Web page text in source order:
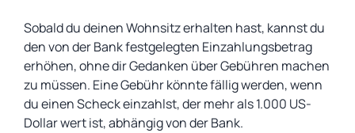
Sobald du deinen Wohnsitz erhalten hast, kannst du
den von der Bank festgelegten Einzahlungsbetrag
erhöhen, ohne dir Gedanken über Gebühren machen
zu müssen. Eine Gebühr könnte fällig werden, wenn
du einen Scheck einzahlst, der mehr als 1.000 US-
Dollar wert ist, abhängig von der Bank.